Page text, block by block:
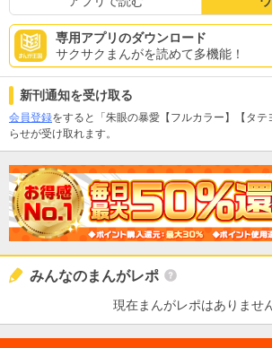
専用アプリのダウンロード
サクサクまんがを読めて多機能！
新刊通知を受け取る
会員登録をすると「朱眼の暴愛【フルカラー】【タテ
らせが受け取れます。
みんなのまんがレポ
現在まんがレポはありませ